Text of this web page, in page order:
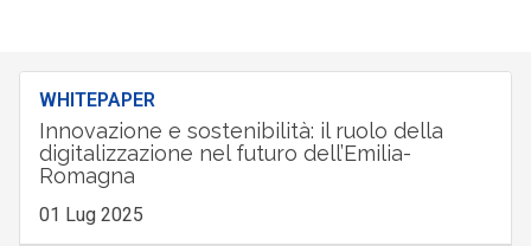
WHITEPAPER
Innovazione e sostenibilità: il ruolo della
digitalizzazione nel futuro dell’Emilia-
Romagna
01 Lug 2025